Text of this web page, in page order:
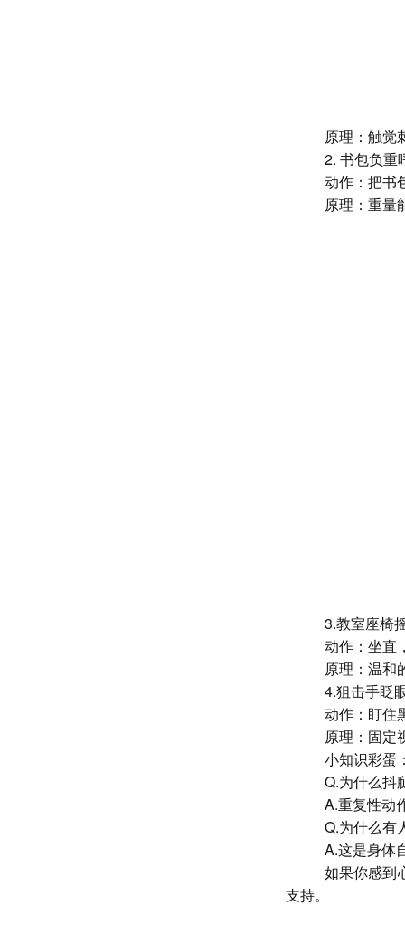
原理：触觉
2. 书包负
动作：把书
原理：重量
3.教室座椅
动作：坐直
原理：温和
4.狙击手眨
动作：盯住
原理：固定
小知识彩蛋
Q.为什么抖
A.重复性动
Q.为什么有
A.这是身体
如果你感到
支持。